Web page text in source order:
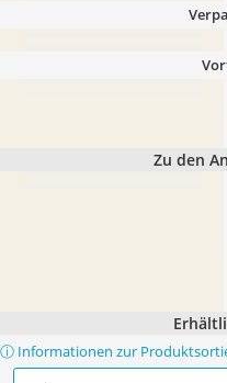
Zu den
ⓘ Informationen zur